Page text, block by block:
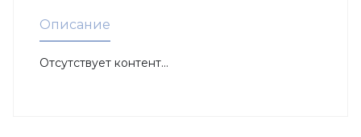
Описание
Отсутствует контент...